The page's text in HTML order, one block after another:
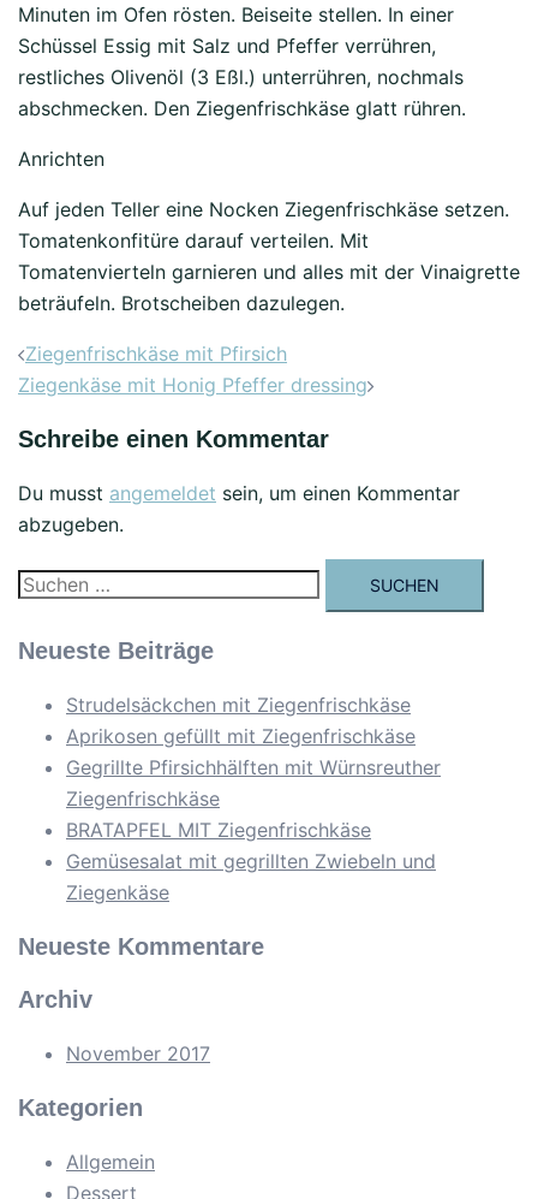
Minuten im Ofen rösten. Beiseite stellen. In einer
Schüssel Essig mit Salz und Pfeffer verrühren,
restliches Olivenöl (3 Eßl.) unterrühren, nochmals
abschmecken. Den Ziegenfrischkäse glatt rühren.
Anrichten
Auf jeden Teller eine Nocken Ziegenfrischkäse setzen.
Tomatenkonfitüre darauf verteilen. Mit
Tomatenvierteln garnieren und alles mit der Vinaigrette
beträufeln. Brotscheiben dazulegen.
Beitrags-
Navigation
Ziegenfrischkäse mit Pfirsich
Ziegenkäse mit Honig Pfeffer dressing
Schreibe einen Kommentar
Du musst angemeldet sein, um einen Kommentar
abzugeben.
Suchen
Neueste Beiträge
Strudelsäckchen mit Ziegenfrischkäse
Aprikosen gefüllt mit Ziegenfrischkäse
Gegrillte Pfirsichhälften mit Würnsreuther
Ziegenfrischkäse
BRATAPFEL MIT Ziegenfrischkäse
Gemüsesalat mit gegrillten Zwiebeln und
Ziegenkäse
Neueste Kommentare
Archiv
November 2017
Kategorien
Allgemein
Dessert